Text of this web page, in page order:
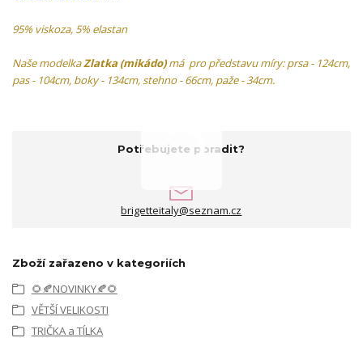
95% viskoza, 5% elastan
Naše modelkaZlatka (mikádo)má pro představu míry: prsa - 124cm,
pas - 104cm, boky - 134cm, stehno - 66cm, paže - 34cm.
Potřebujete poradit?
brigetteitaly@seznam.cz
Zboží zařazeno v kategoriích
🌻🍂NOVINKY🍂🌻
VĚTŠÍ VELIKOSTI
TRIČKA a TÍLKA